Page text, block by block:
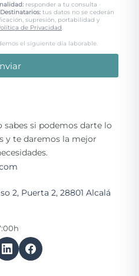
responder a tu consulta ·
Destinatarios: tus datos no se cederán
supresión, portabilidad y
de Privacidad
el siguiente día laborable.
sabes si podemos darte lo
y te daremos la mejor
2, Puerta 2, 28801 Alcalá